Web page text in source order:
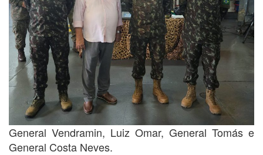
General Vendramin, Luiz Omar, General Tomás e
General Costa Neves.